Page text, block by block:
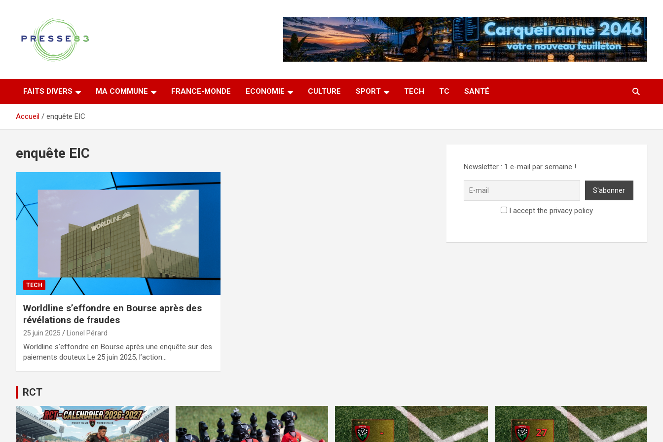
Presse 83
FAITS DIVERS MA COMMUNE FRANCE-MONDE ECONOMIE CULTURE SPORT TECH TC SANTÉ
Accueil enquête EIC
enquête EIC
TECH
Worldline s’effondre en Bourse après des
révélations de fraudes
25 juin 2025 Lionel Pérard
Worldline s’effondre en Bourse après une enquête sur des
paiements douteux Le 25 juin 2025, l’action…
Newsletter : 1 e-mail par semaine !
I accept the privacy policy
RCT